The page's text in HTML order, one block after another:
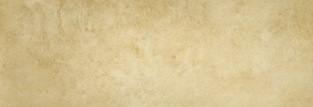
Libri e fumetti
Cercatori
Download